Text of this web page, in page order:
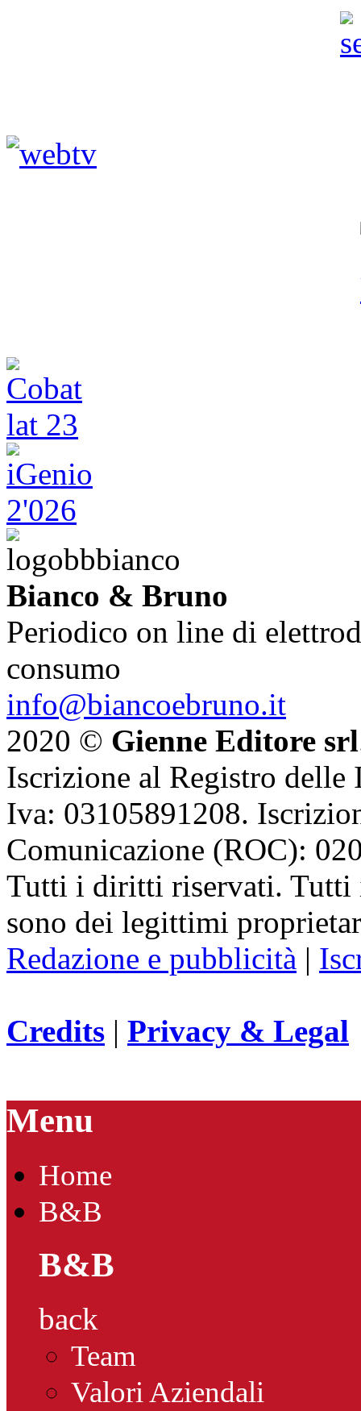
Bianco & Bruno
Periodico on line di
consumo
info@biancoebruno.it
2020 © Gienne Editore srl
Iscrizione al Registro delle
Iva: 03105891208.
Comunicazione (ROC):
Tutti i diritti riservati. Tutti
sono dei legittimi
Redazione e pubblicità |
Credits | Privacy & Legal
Menu
Home
B&B
B&B
back
Team
Valori Aziendali